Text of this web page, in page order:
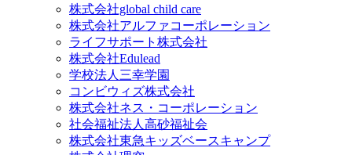
株式会社global child care
株式会社アルファコーポレーション
ライフサポート株式会社
株式会社Edulead
学校法人三幸学園
コンビウィズ株式会社
株式会社ネス・コーポレーション
社会福祉法人高砂福祉会
株式会社東急キッズベースキャンプ